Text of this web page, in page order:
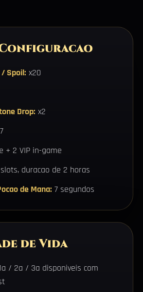
Configuracao
Spoil: x20
Drop: x2
+ 2 VIP in-game
duracao de 2 horas
de Mana: 7 segundos
de Vida
/ 2a / 3a disponiveis com